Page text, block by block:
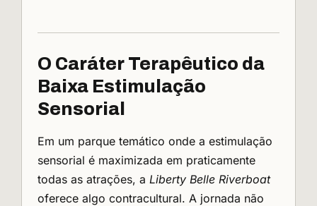
O Caráter Terapêutico da
Baixa Estimulação
Sensorial
Em um parque temático onde a estimulação
sensorial é maximizada em praticamente
todas as atrações, a Liberty Belle Riverboat
oferece algo contracultural. A jornada não